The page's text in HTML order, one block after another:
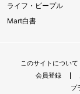
ライフ・ピープル
Mart白書
このサイトについて
会員登録
プ